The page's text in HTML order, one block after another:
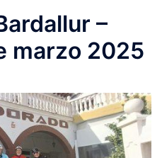
–
marzo 2025